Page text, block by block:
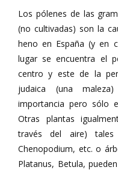
Los pólenes de las
(no cultivadas) son la
heno en España (y en
lugar se encuentra el
centro y este de la
judaica (una
importancia pero sólo
Otras plantas
través del aire) tales
Chenopodium, etc. o
Platanus, Betula,